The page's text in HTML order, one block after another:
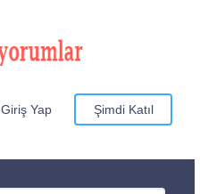
Giriş Yap Şimdi Katıl